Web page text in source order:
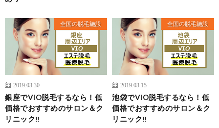
全国の脱毛施設
2019.03.30
銀座でVIO脱毛するなら！低
価格でおすすめのサロン＆ク
リニック‼
全国の脱毛施設
2019.03.15
池袋でVIO脱毛するなら！低
価格でおすすめのサロン＆ク
リニック‼